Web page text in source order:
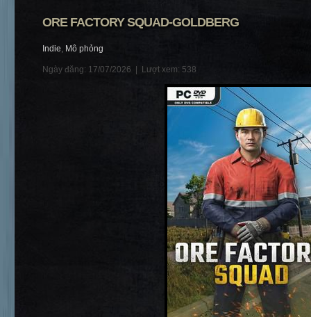
ORE FACTORY SQUAD-GOLDBERG
Indie, Mô phỏng
Ngày đăng: 17/07/2026 | Lượt xem: 538